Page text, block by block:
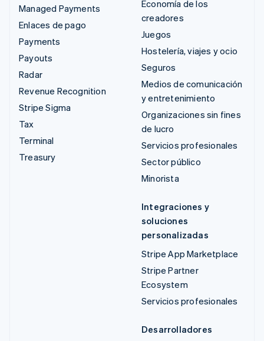
Managed Payments
Enlaces de pago
Payments
Payouts
Radar
Revenue Recognition
Stripe Sigma
Tax
Terminal
Treasury
Economía de los
creadores
Juegos
Hostelería, viajes y ocio
Seguros
Medios de comunicación
y entretenimiento
Organizaciones sin fines
de lucro
Servicios profesionales
Sector público
Minorista
Integraciones y
soluciones
personalizadas
Stripe App Marketplace
Stripe Partner
Ecosystem
Servicios profesionales
Desarrolladores